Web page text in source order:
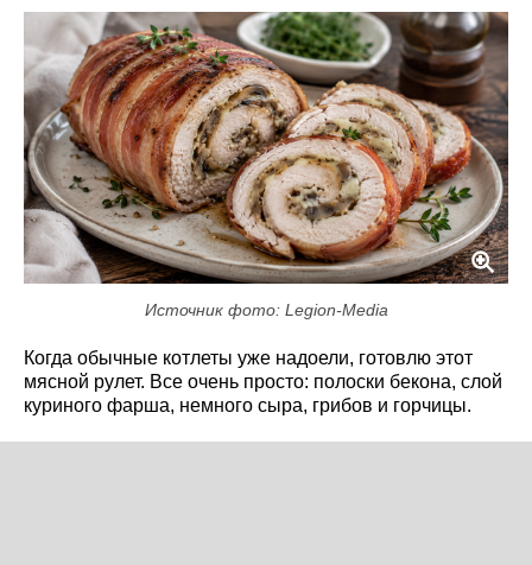
Источник фото: Legion-Media
Когда обычные котлеты уже надоели, готовлю этот
мясной рулет. Все очень просто: полоски бекона, слой
куриного фарша, немного сыра, грибов и горчицы.